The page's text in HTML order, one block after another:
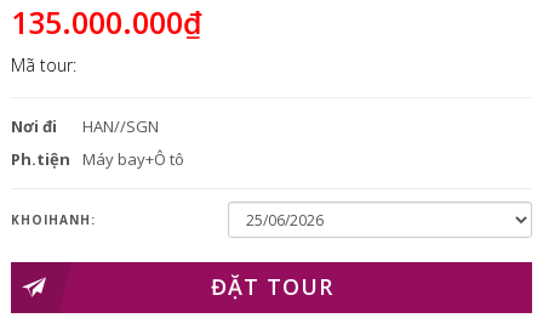
135.000.000₫
Mã tour:
Nơi đi
HAN//SGN
Ph.tiện
Máy bay+Ô tô
KHOIHANH:
ĐẶT TOUR